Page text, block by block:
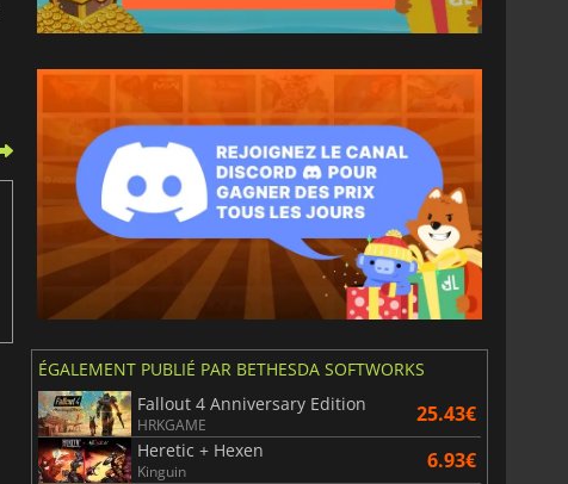
ÉGALEMENT PUBLIÉ PAR BETHESDA SOFTWORKS
Fallout 4 Anniversary Edition
HRKGAME 25.43€
Heretic + Hexen
Kinguin 6.93€